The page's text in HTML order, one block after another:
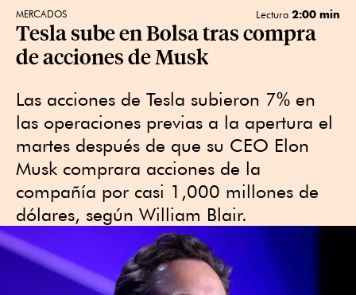
MERCADOS Lectura 2:00 min
Tesla sube en Bolsa tras compra
de acciones de Musk
Las acciones de Tesla subieron 7% en
las operaciones previas a la apertura el
martes después de que su CEO Elon
Musk comprara acciones de la
compañía por casi 1,000 millones de
dólares, según William Blair.